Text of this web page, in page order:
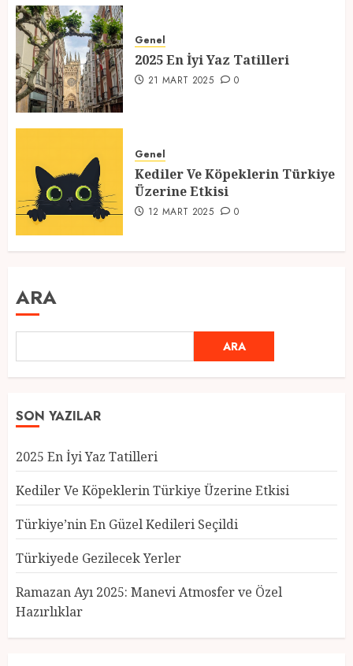
Genel
2025 En İyi Yaz Tatilleri
21 MART 2025 0
Genel
Kediler Ve Köpeklerin Türkiye
Üzerine Etkisi
12 MART 2025 0
ARA
ARA
SON YAZILAR
2025 En İyi Yaz Tatilleri
Kediler Ve Köpeklerin Türkiye Üzerine Etkisi
Türkiye’nin En Güzel Kedileri Seçildi
Türkiyede Gezilecek Yerler
Ramazan Ayı 2025: Manevi Atmosfer ve Özel
Hazırlıklar
Türkiye’nin En Güzel Kedileri
Seçildi
12 MART 2025